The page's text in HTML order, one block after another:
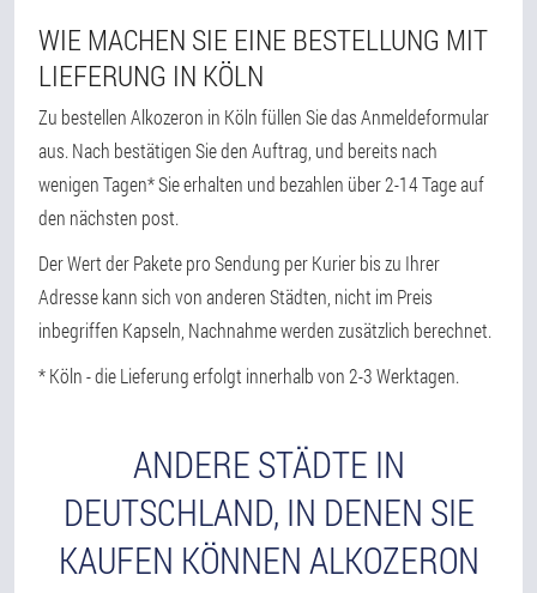
WIE MACHEN SIE EINE BESTELLUNG MIT
LIEFERUNG IN KÖLN
Zu bestellen Alkozeron in Köln füllen Sie das Anmeldeformular
aus. Nach bestätigen Sie den Auftrag, und bereits nach
wenigen Tagen* Sie erhalten und bezahlen über 2-14 Tage auf
den nächsten post.
Der Wert der Pakete pro Sendung per Kurier bis zu Ihrer
Adresse kann sich von anderen Städten, nicht im Preis
inbegriffen Kapseln, Nachnahme werden zusätzlich berechnet.
* Köln - die Lieferung erfolgt innerhalb von 2-3 Werktagen.
ANDERE STÄDTE IN
DEUTSCHLAND, IN DENEN SIE
KAUFEN KÖNNEN ALKOZERON